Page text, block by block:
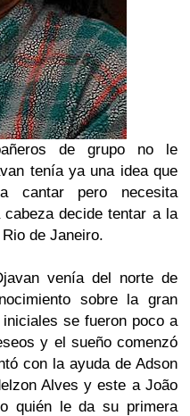
de grupo no le
tenía ya una idea que
cantar pero necesita
decide tentar a la
Rio de Janeiro.
venía del norte de
sobre la gran
se fueron poco a
y el sueño comenzó
con la ayuda de Adson
Alves y este aJoão
quién le da su primera